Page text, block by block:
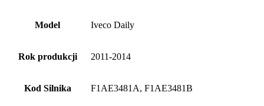
Model Iveco Daily
Rok produkcji 2011-2014
Kod Silnika F1AE3481A, F1AE3481B